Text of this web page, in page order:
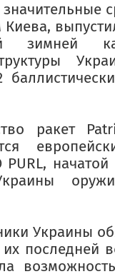
зимней
ракет
Украины
последней